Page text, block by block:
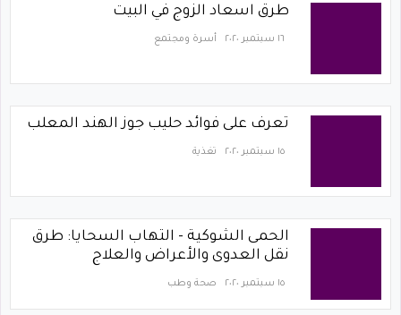
طرق اسعاد الزوج في البيت
١٦ سبتمبر ٢٠٢٠ أسرة ومجتمع
تعرف على فوائد حليب جوز الهند المعلب
١٥ سبتمبر ٢٠٢٠ تغذية
الحمى الشوكية - التهاب السحايا: طرق
نقل العدوى والأعراض والعلاج
١٥ سبتمبر ٢٠٢٠ صحة وطب